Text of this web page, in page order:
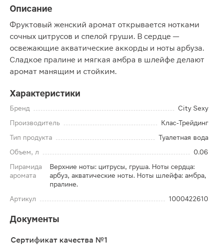
Описание
Фруктовый женский аромат открывается нотками
сочных цитрусов и спелой груши. В сердце —
освежающие акватические аккорды и ноты арбуза.
Сладкое пралине и мягкая амбра в шлейфе делают
аромат манящим и стойким.
Характеристики
Бренд
City Sexy
Производитель
Клас-Трейдинг
Тип продукта
Туалетная вода
Объем, л
0.06
Пирамида
аромата
Верхние ноты: цитрусы, груша. Ноты сердца:
арбуз, акватические ноты. Ноты шлейфа: амбра,
пралине.
Артикул
1000422610
Документы
Сертификат качества №1